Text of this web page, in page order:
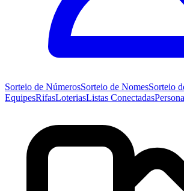
Sorteio de NúmerosSorteio de NomesSorteio
EquipesRifasLoteriasListas Conectadas